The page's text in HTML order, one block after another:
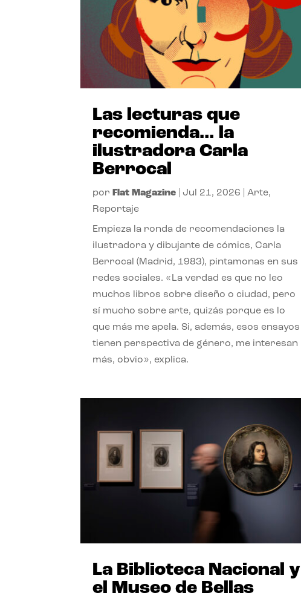
Las lecturas que
recomienda… la
ilustradora Carla
Berrocal
por Flat Magazine Jul 21, 2026 |Arte,
Reportaje
Empieza la ronda de recomendaciones la
ilustradora y dibujante de cómics, Carla
Berrocal (Madrid, 1983), pintamonas en sus
redes sociales. «La verdad es que no leo
muchos libros sobre diseño o ciudad, pero
sí mucho sobre arte, quizás porque es lo
que más me apela. Si, además, esos ensayos
tienen perspectiva de género, me interesan
más, obvio», explica.
La Biblioteca Nacional y
el Museo de Bellas